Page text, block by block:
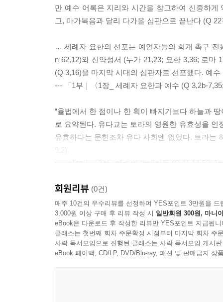
만 예수 어록은 지리와 시간을 참고하여 신중하
고, 마가복음과 달리 다가올 심판으로 끝난다 (Q
… 세례자 요한의 선포는 예언자들의 회개 촉구 전
n 62,12)와 신약성서 (누가 21,23; 요한 3,36; 로마
(Q 3,16)을 마지막 시대의 심판자로 선포했다. 예
--- 「1부｜〈1장_ 세례자 요한과 예수 (Q 3,2b-
“율법에서 한 점이나 한 획이 빠지기보다 하늘과
로 요약된다. 유다교는 토라의 영원한 유효성을 인
유효하다는 문헌조차 유다 사회엔 없었다. 토라는
--- 「1부｜〈3장_ 예수의 반대자들 (Q 11,14-52;
예수 앞에서 함께 먹고 마셨고, 예수의 가르침을
잔칫상에 (이사야 25,6; 1Hen 62,14; 2Hen 42,5)
초대한 사람의 가족보다 더 극진히 대접받았다 (
6; 욥기 16,9; 애가 2,16) 슬퍼할 것이다. 그런 유
의 잔칫상에 초대되는 사람들은 하느님의 가족에
--- 「1부｜〈5장_ 예수의 반대자들에게 심판 경고
회원리뷰 (0건)
매주 10건의 우수리뷰를 선정하여 YES포인트 3만원을 드
3,000원 이상 구매 후 리뷰 작성 시 일반회원 300원, 마니
eBook은 다운로드 후 작성한 리뷰만 YES포인트 지급됩니
클래스는 첫번째 회차 주문확정 시점부터 마지막 회차 주
사락 독서모임으로 진행된 클래스는 사락 독서모임 게시
eBook 페이백, CD/LP, DVD/Blu-ray, 패션 및 판매금지 상